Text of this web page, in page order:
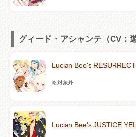
グィード・アシャンテ（CV：
Lucian Bee's
略対象外
Lucian Bee's JUSTICE